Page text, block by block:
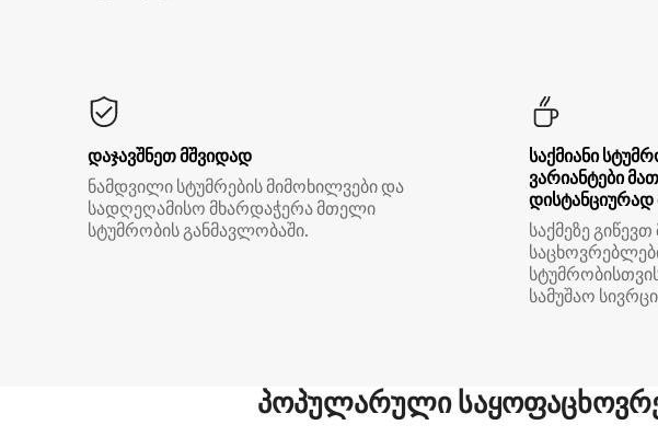
დაჯავშნეთ მშვიდად
ნამდვილი სტუმრების მიმოხილვები და
სადღეღამისო მხარდაჭერა მთელი
სტუმრობის განმავლობაში.
საქმიანი
ვარიანტები
დისტანციურად
საქმეზე
სამუშაო
პოპულარული